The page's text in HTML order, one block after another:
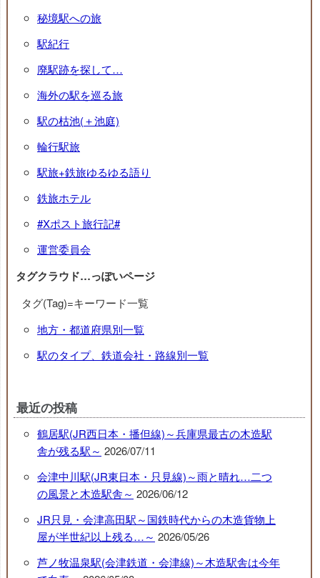
秘境駅への旅
駅紀行
廃駅跡を探して…
海外の駅を巡る旅
駅の枯池(＋池庭)
輪行駅旅
駅旅+鉄旅ゆるゆる語り
鉄旅ホテル
#Xポスト旅行記#
運営委員会
タグクラウド…っぽいページ
タグ(Tag)=キーワード一覧
地方・都道府県別一覧
駅のタイプ、鉄道会社・路線別一覧
最近の投稿
鶴居駅(JR西日本・播但線)～兵庫県最古の木造駅
舎が残る駅～ 2026/07/11
会津中川駅(JR東日本・只見線)～雨と晴れ…二つ
の風景と木造駅舎～ 2026/06/12
JR只見・会津高田駅～国鉄時代からの木造貨物上
屋が半世紀以上残る…～ 2026/05/26
芦ノ牧温泉駅(会津鉄道・会津線)～木造駅舎は今年